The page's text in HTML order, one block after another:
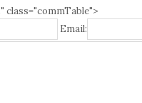
class="commTable">
Email: